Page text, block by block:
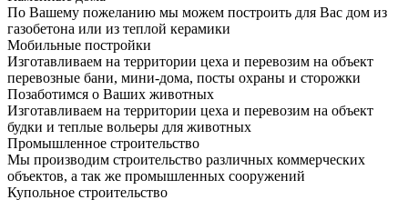
По Вашему пожеланию мы можем построить для Вас дом из
газобетона или из теплой керамики
Мобильные постройки
Изготавливаем на территории цеха и перевозим на объект
перевозные бани, мини-дома, посты охраны и сторожки
Позаботимся о Ваших животных
Изготавливаем на территории цеха и перевозим на объект
будки и теплые вольеры для животных
Промышленное строительство
Мы производим строительство различных коммерческих
объектов, а так же промышленных сооружений
Купольное строительство